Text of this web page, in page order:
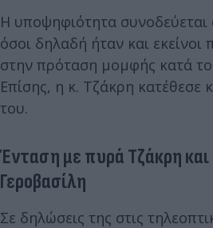
Η υποψηφιότητα
όσοι δηλαδή ήταν και
στην πρόταση μομφής κατά
Επίσης, η κ. Τζάκρη κατέθεσε
του.
Ένταση με πυρά Τζάκρη
Γεροβασίλη
Σε δηλώσεις της στις